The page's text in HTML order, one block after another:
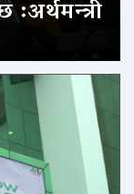
:अर्थमन्त्री